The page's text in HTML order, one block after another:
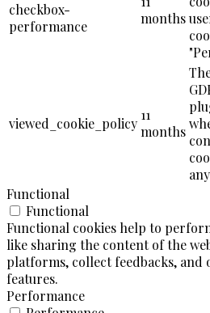
checkbox-
performance
months
viewed_cookie_policy
11
months
Functional
Functional
Functional cookies help to
like sharing the content of the
platforms, collect feedbacks,
features.
Performance